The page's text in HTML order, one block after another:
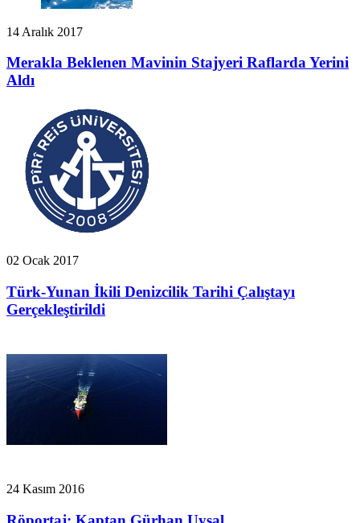
14 Aralık 2017
Merakla Beklenen Mavinin Stajyeri Raflarda Yerini
Aldı
02 Ocak 2017
Türk-Yunan İkili Denizcilik Tarihi Çalıştayı
Gerçekleştirildi
24 Kasım 2016